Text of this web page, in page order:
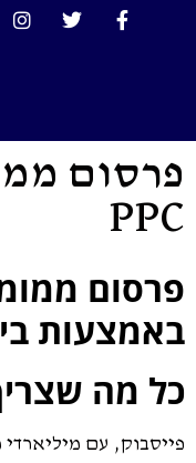
פרסום
PPC
פרסום
באמצעות
כל מה
פייסבוק, עם